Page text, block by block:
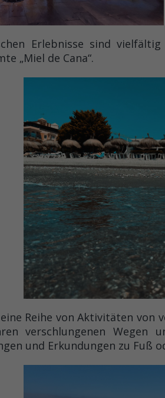
Erlebnisse sind
„Miel de Cana“.
Reihe von Aktivitäten
verschlungenen Wegen
und Erkundungen zu Fuß